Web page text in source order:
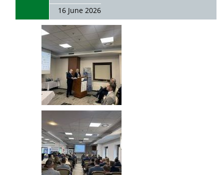
16 June 2026